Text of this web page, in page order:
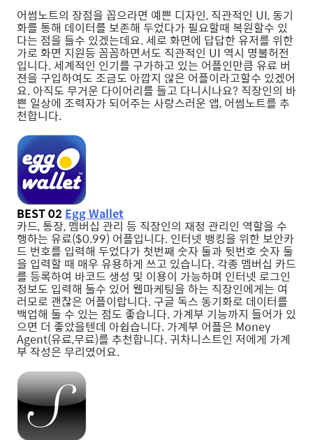
어썸노트의 장점을 꼽으라면 예쁜 디자인, 직관적인 UI, 동기
화를 통해 데이터를 보존해 두었다가 필요할때 복원할수 있
다는 점을 들수 있겠는데요. 세로 화면에 답답한 유저를 위한
가로 화면 지원등 꼼꼼하면서도 직관적인 UI 역시 명불허전
입니다. 세계적인 인기를 구가하고 있는 어플인만큼 유료 버
젼을 구입하여도 조금도 아깝지 않은 어플이라고할수 있겠어
요. 아직도 무거운 다이어리를 들고 다니시나요? 직장인의 바
쁜 일상에 조력자가 되어주는 사랑스러운 앱, 어썸노트를 추
천합니다.
BEST 02 Egg Wallet
카드, 통장, 멤버십 관리 등 직장인의 재정 관리인 역할을 수
행하는 유료($0.99) 어플입니다. 인터넷 뱅킹을 위한 보안카
드 번호를 입력해 두었다가 첫번째 숫자 둘과 뒷번호 숫자 둘
을 입력할 때 매우 유용하게 쓰고 있습니다. 각종 멤버십 카드
를 등록하여 바코드 생성 및 이용이 가능하며 인터넷 로그인
정보도 입력해 둘수 있어 웹마케팅을 하는 직장인에게는 여
러모로 괜찮은 어플이랍니다. 구글 독스 동기화로 데이터를
백업해 둘 수 있는 점도 좋습니다. 가계부 기능까지 들어가 있
으면 더 좋았을텐데 아쉽습니다. 가계부 어플은 Money
Agent(유료,무료)를 추천합니다. 귀차니스트인 저에게 가계
부 작성은 무리였어요.